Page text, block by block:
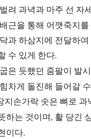
려 과녁과 마주 선 자
근을 통해 어깻죽지
과 하삼지에 전달하
수 있게 한다.
은 듯했던 줌팔이 발
차게 돌진해 들어갈
지손가락 솟은 뼈로 과
하는 것이며, 활 당긴
이다.